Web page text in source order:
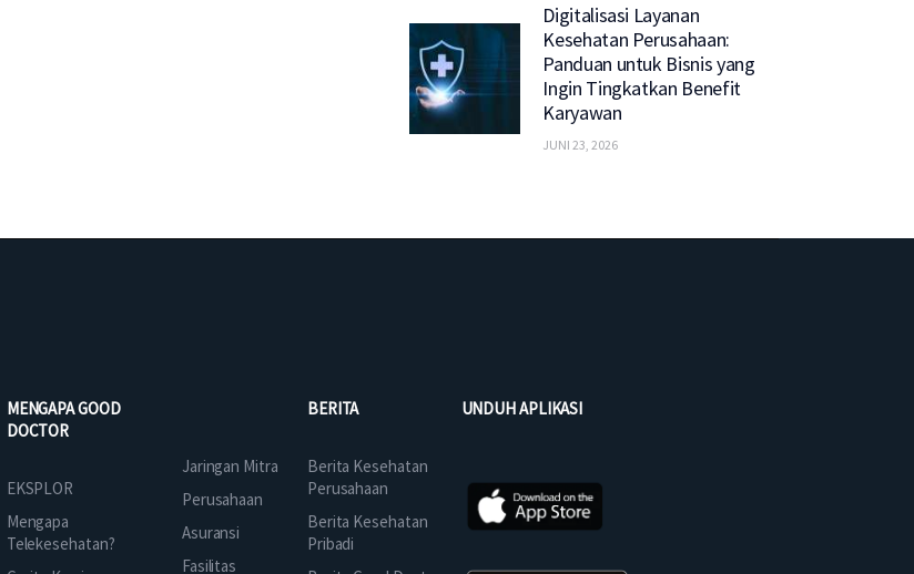
Digitalisasi Layanan
Kesehatan Perusahaan:
Panduan untuk Bisnis yang
Ingin Tingkatkan Benefit
Karyawan
JUNI 23, 2026
MENGAPA GOOD
DOCTOR
EKSPLOR
Mengapa
Telekesehatan?
Jaringan Mitra
Perusahaan
Asuransi
Fasilitas
BERITA
Berita Kesehatan
Perusahaan
Berita Kesehatan
Pribadi
UNDUH APLIKASI